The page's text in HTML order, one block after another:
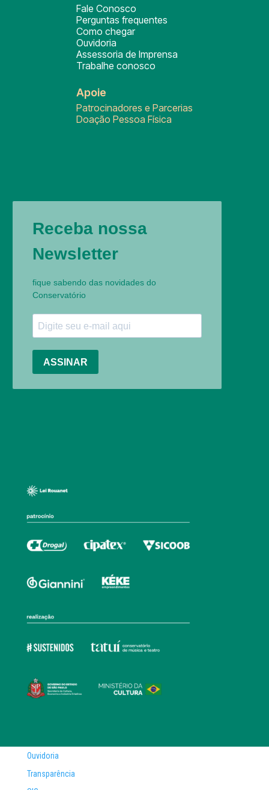
Fale Conosco
Perguntas frequentes
Como chegar
Ouvidoria
Assessoria de Imprensa
Trabalhe conosco
Apoie
Patrocinadores e Parcerias
Doação Pessoa Física
Ouvidoria
Transparência